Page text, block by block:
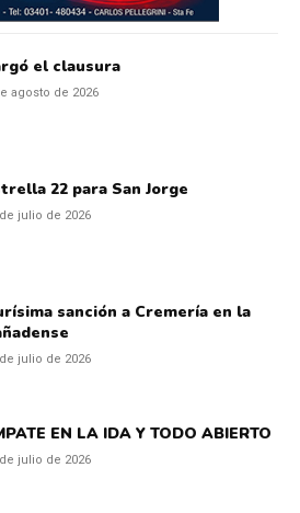
el clausura
agosto de 2026
22 para San Jorge
julio de 2026
sanción a Cremería en la
julio de 2026
EN LA IDA Y TODO ABIERTO
julio de 2026